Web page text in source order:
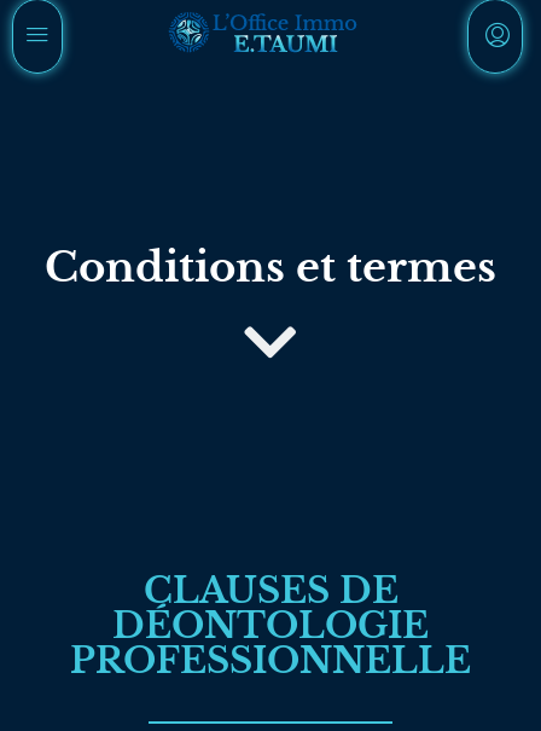
Conditions et termes
CLAUSES DE
DÉONTOLOGIE
PROFESSIONNELLE